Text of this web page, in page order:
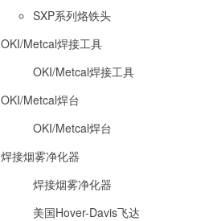
SXP系列烙铁头
OKI/Metcal焊接工具
OKI/Metcal焊接工具
OKI/Metcal焊台
OKI/Metcal焊台
焊接烟雾净化器
焊接烟雾净化器
美国Hover-Davis飞达